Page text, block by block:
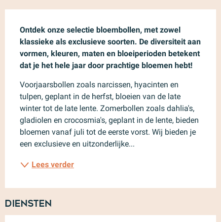
Ontdek onze selectie bloembollen, met zowel
klassieke als exclusieve soorten. De diversiteit aan
vormen, kleuren, maten en bloeiperioden betekent
dat je het hele jaar door prachtige bloemen hebt!
Voorjaarsbollen zoals narcissen, hyacinten en
tulpen, geplant in de herfst, bloeien van de late
winter tot de late lente. Zomerbollen zoals dahlia's,
gladiolen en crocosmia's, geplant in de lente, bieden
bloemen vanaf juli tot de eerste vorst. Wij bieden je
een exclusieve en uitzonderlijke...
Lees verder
Diensten